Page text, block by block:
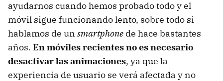
ayudarnos cuando hemos probado todo y el
móvil sigue funcionando lento, sobre todo si
hablamos de un smartphone de hace bastantes
años. En móviles recientes no es necesario
desactivar las animaciones, ya que la
experiencia de usuario se verá afectada y no